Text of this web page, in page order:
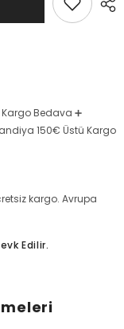
Bedava ➕
150€ Üstü Kargo
kargo. Avrupa
Edilir.